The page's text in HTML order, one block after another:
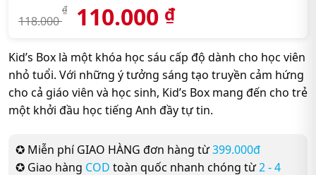
118.000
₫ 110.000 ₫
Kid’s Box là một khóa học sáu cấp độ dành cho học viên
nhỏ tuổi. Với những ý tưởng sáng tạo truyền cảm hứng
cho cả giáo viên và học sinh, Kid’s Box mang đến cho trẻ
một khởi đầu học tiếng Anh đầy tự tin.
✪ Miễn phí GIAO HÀNG đơn hàng từ399.000đ
✪ Giao hàng COD toàn quốc nhanh chóng từ2 - 4